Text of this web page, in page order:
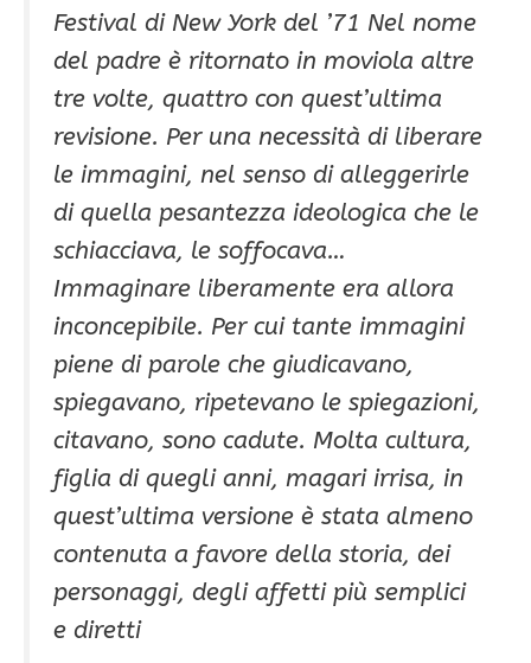
Festival di New York del ’71 Nel nome
del padre è ritornato in moviola altre
tre volte, quattro con quest’ultima
revisione. Per una necessità di liberare
le immagini, nel senso di alleggerirle
di quella pesantezza ideologica che le
schiacciava, le soffocava…
Immaginare liberamente era allora
inconcepibile. Per cui tante immagini
piene di parole che giudicavano,
spiegavano, ripetevano le spiegazioni,
citavano, sono cadute. Molta cultura,
figlia di quegli anni, magari irrisa, in
quest’ultima versione è stata almeno
contenuta a favore della storia, dei
personaggi, degli affetti più semplici
e diretti